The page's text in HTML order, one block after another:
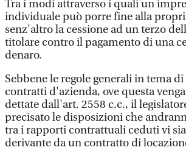
Tra i modi attraverso i quali un
individuale può porre fine alla
senz'altro la cessione ad un terzo
titolare contro il pagamento di una
denaro.
Sebbene le regole generali in tema
contratti d'azienda, ove questa
dettate dall'art. 2558 c.c., il
precisato le disposizioni che
tra i rapporti contrattuali ceduti vi
derivante da un contratto di